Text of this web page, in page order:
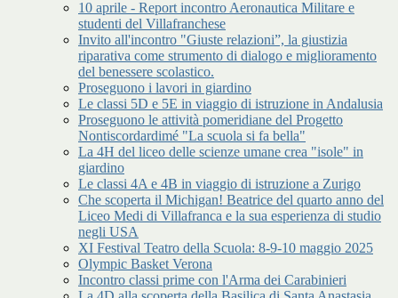
10 aprile - Report incontro Aeronautica Militare e
studenti del Villafranchese
Invito all'incontro "Giuste relazioni”, la giustizia
riparativa come strumento di dialogo e miglioramento
del benessere scolastico.
Proseguono i lavori in giardino
Le classi 5D e 5E in viaggio di istruzione in Andalusia
Proseguono le attività pomeridiane del Progetto
Nontiscordardimé "La scuola si fa bella"
La 4H del liceo delle scienze umane crea "isole" in
giardino
Le classi 4A e 4B in viaggio di istruzione a Zurigo
Che scoperta il Michigan! Beatrice del quarto anno del
Liceo Medi di Villafranca e la sua esperienza di studio
negli USA
XI Festival Teatro della Scuola: 8-9-10 maggio 2025
Olympic Basket Verona
Incontro classi prime con l'Arma dei Carabinieri